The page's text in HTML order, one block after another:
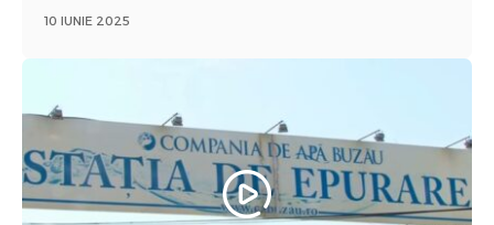
10 IUNIE 2025